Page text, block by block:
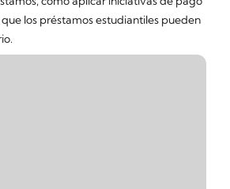
los préstamos estudiantiles pueden